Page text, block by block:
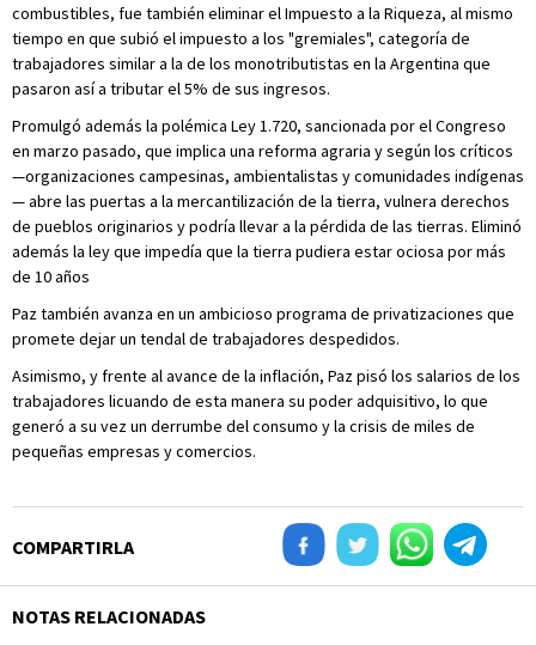
combustibles, fue también eliminar el Impuesto a la Riqueza, al mismo
tiempo en que subió el impuesto a los "gremiales", categoría de
trabajadores similar a la de los monotributistas en la Argentina que
pasaron así a tributar el 5% de sus ingresos.
Promulgó además la polémica Ley 1.720, sancionada por el Congreso
en marzo pasado, que implica una reforma agraria y según los críticos
—organizaciones campesinas, ambientalistas y comunidades indígenas
— abre las puertas a la mercantilización de la tierra, vulnera derechos
de pueblos originarios y podría llevar a la pérdida de las tierras. Eliminó
además la ley que impedía que la tierra pudiera estar ociosa por más
de 10 años
Paz también avanza en un ambicioso programa de privatizaciones que
promete dejar un tendal de trabajadores despedidos.
Asimismo, y frente al avance de la inflación, Paz pisó los salarios de los
trabajadores licuando de esta manera su poder adquisitivo, lo que
generó a su vez un derrumbe del consumo y la crisis de miles de
pequeñas empresas y comercios.
COMPARTIRLA
NOTAS RELACIONADAS